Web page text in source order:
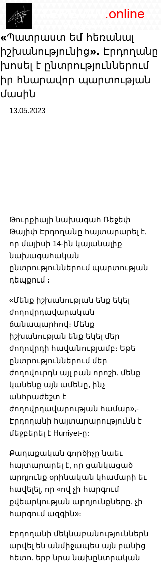
.online
«Պատրաստ եմ հեռանալ
իշխանությունից». Էրդողանը
խոսել է ընտրություններում
իր հնարավոր պարտության
մասին
13.05.2023
Թուրքիայի նախագահ Ռեջեփ
Թայիփ Էրդողանը հայտարարել է,
որ մայիսի 14-ին կայանալիք
նախագահական
ընտրություններում պարտության
դեպքում ։
«Մենք իշխանության ենք եկել
ժողովրդավարական
ճանապարհով։ Մենք
իշխանության ենք եկել մեր
ժողովրդի հավանությամբ։ Եթե
ընտրություններում մեր
ժողովուրդն այլ բան որոշի, մենք
կանենք այն ամենը, ինչ
անհրաժեշտ է
ժողովրդավարության համար»,-
Էրդողանի հայտարարությունն է
մեջբերել է Hurriyet-ը:
Քաղաքական գործիչը նաեւ
հայտարարել է, որ ցանկացած
արդյունք օրինական կհամարի եւ
հավելել, որ «ով չի հարգում
քվեարկության արդյունքները, չի
հարգում ազգին»։
Էրդողանի մեկնաբանություններն
արվել են անմիջապես այն բանից
հետո, երբ նրա նախընտրական